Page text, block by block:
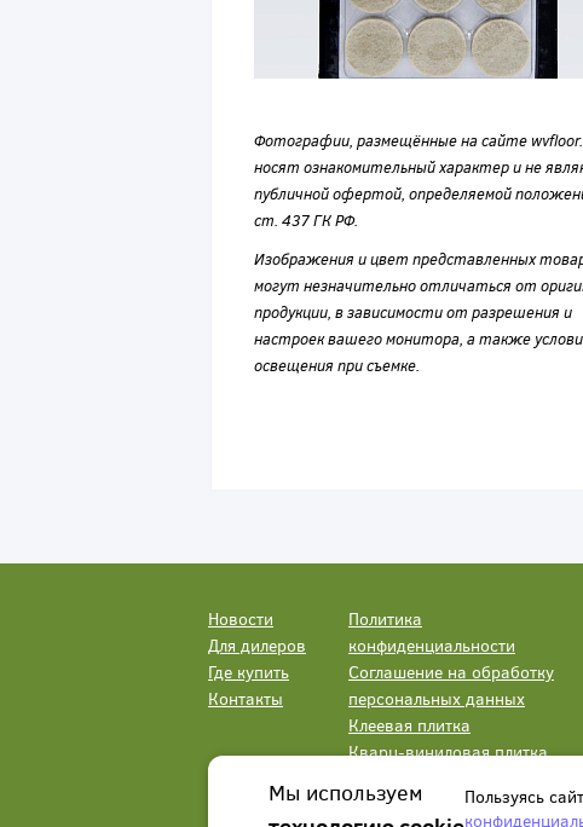
Фотографии, размещённые на сайте
носят ознакомительный характер и не
публичной офертой, определяемой
ст. 437 ГК РФ.
Изображения и цвет представленных
могут незначительно отличаться от
продукции, в зависимости от разрешения и
настроек вашего монитора, а также
освещения при съемке.
Новости
Для дилеров
Где купить
Контакты
Политика
конфиденциальности
Соглашение на обработку
персональных данных
Клеевая плитка
Кварц-виниловая плитка
Мы используем
Пользуясь